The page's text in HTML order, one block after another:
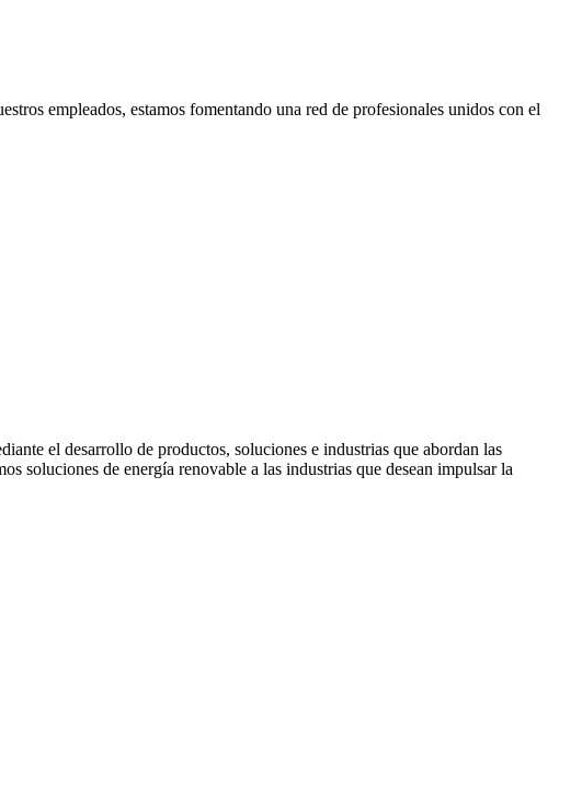
empleados, estamos fomentando una red de profesionales unidos con el
el desarrollo de productos, soluciones e industrias que abordan las
soluciones de energía renovable a las industrias que desean impulsar la